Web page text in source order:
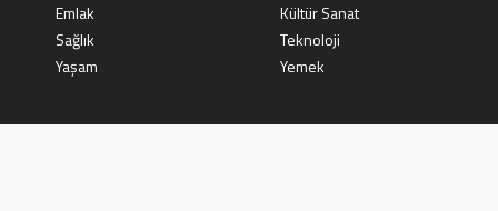
Emlak
Kültür Sanat
Sağlık
Teknoloji
Yaşam
Yemek